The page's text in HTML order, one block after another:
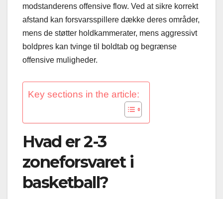
modstanderens offensive flow. Ved at sikre korrekt
afstand kan forsvarsspillere dække deres områder,
mens de støtter holdkammerater, mens aggressivt
boldpres kan tvinge til boldtab og begrænse
offensive muligheder.
Key sections in the article:
Hvad er 2-3
zoneforsvaret i
basketball?